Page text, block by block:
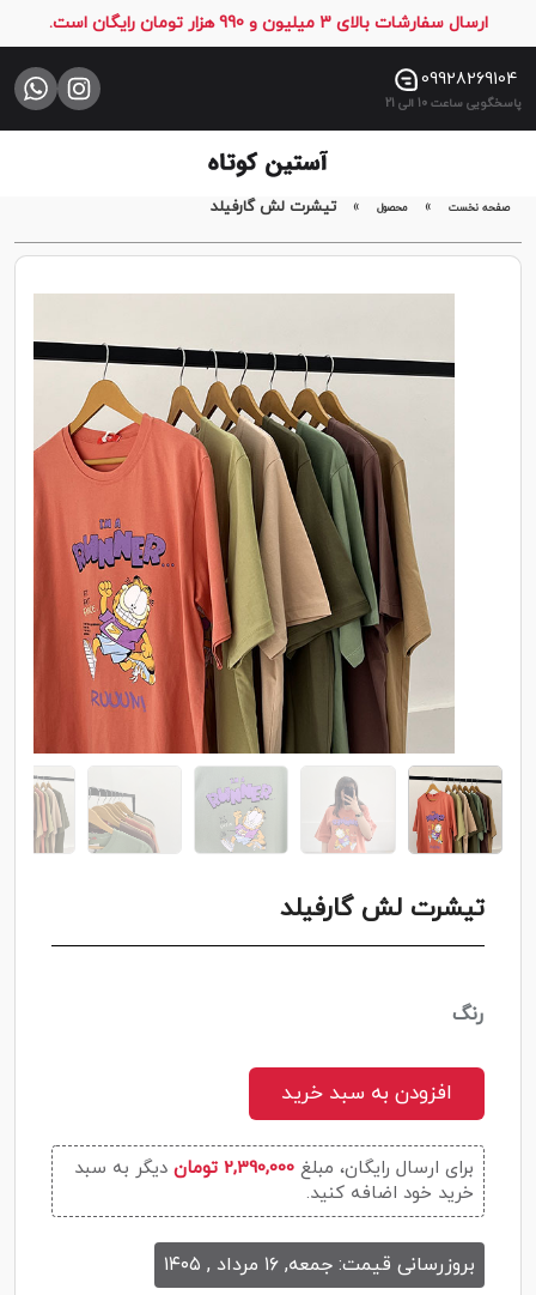
ارسال سفارشات بالای 3 میلیون و 990 هزار تومان رایگان است.
09928269104
پاسخگویی ساعت 10 الی 21
صفحه
نخست
فروشگاه
صفحه نخست » محصول » تیشرت لش گارفیلد
تیشرت لش گارفیلد
رنگ
افزودن به سبد خرید
برای ارسال رایگان، مبلغ 2,390,000 تومان
دیگر به سبد
خرید خود اضافه کنید.
بروزرسانی قیمت: جمعه, ۱۶ مرداد , ۱۴۰۵